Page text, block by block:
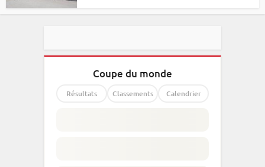
Coupe du monde
Résultats Classements Calendrier